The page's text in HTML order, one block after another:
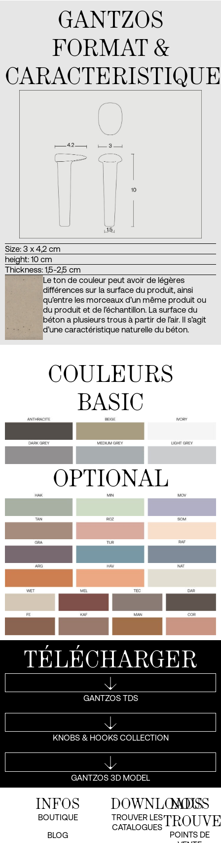
GANTZOS
FORMAT &
Size: 3 x 4,2 cm
height: 10 cm
Thickness: 1,5-2,5 cm
Le ton de couleur peut avoir de légères
différences sur la surface du produit, ainsi
qu’entre les morceaux d’un même produit ou
du produit et de l’échantillon. La surface du
béton a plusieurs trous à partir de l’air. Il s’agit
d’une caractéristique naturelle du béton.
COULEURS
BASIC
OPTIONAL
TÉLÉCHARGER
GANTZOS TDS
KNOBS & HOOKS COLLECTION
GANTZOS 3D MODEL
INFOS
BOUTIQUE
BLOG
DOWNLOADS
TROUVER LES
CATALOGUES
NOUS
POINTS DE